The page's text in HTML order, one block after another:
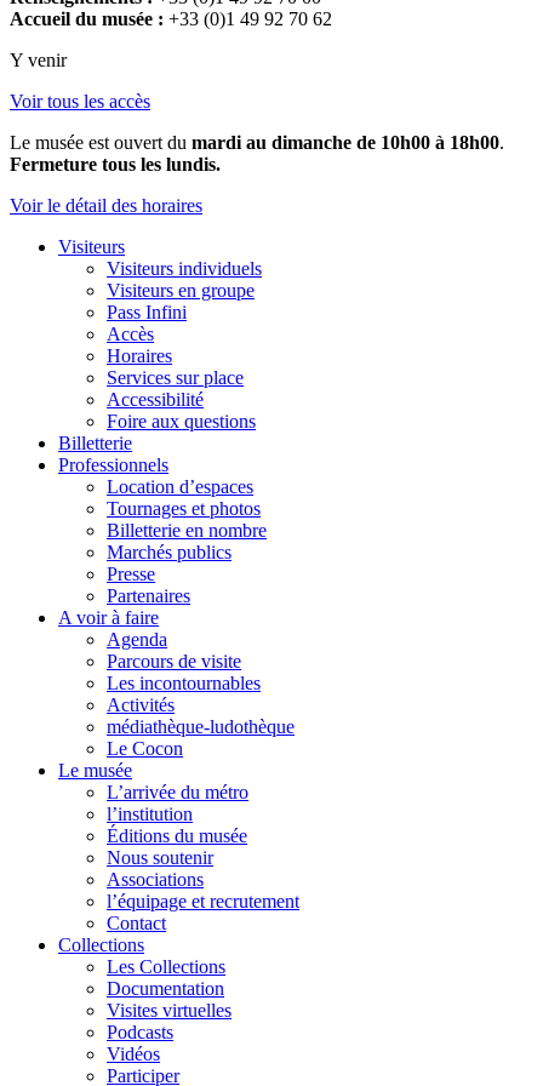
Accueil du musée : +33 (0)1 49 92 70 62
Y venir
Voir tous les accès
Le musée est ouvert du mardi au dimanche de 10h00 à 18h00.
Fermeture tous les lundis.
Voir le détail des horaires
Visiteurs
Visiteurs individuels
Visiteurs en groupe
Pass Infini
Accès
Horaires
Services sur place
Accessibilité
Foire aux questions
Billetterie
Professionnels
Location d’espaces
Tournages et photos
Billetterie en nombre
Marchés publics
Presse
Partenaires
A voir à faire
Agenda
Parcours de visite
Les incontournables
Activités
médiathèque-ludothèque
Le Cocon
Le musée
L’arrivée du métro
l’institution
Éditions du musée
Nous soutenir
Associations
l’équipage et recrutement
Contact
Collections
Les Collections
Documentation
Visites virtuelles
Podcasts
Vidéos
Participer